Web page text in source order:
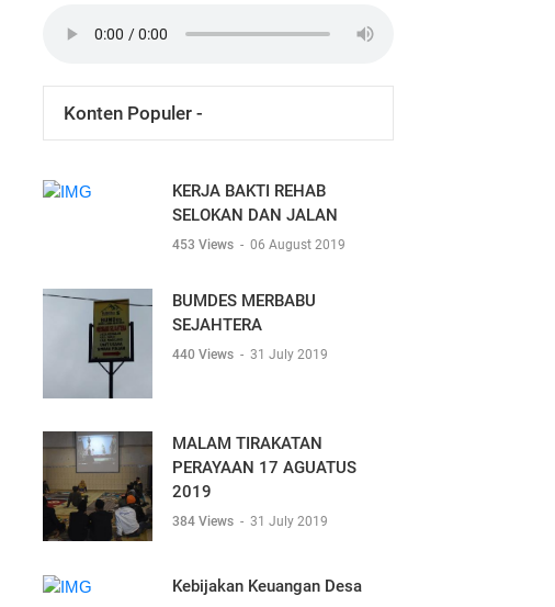
Konten Populer -
KERJA BAKTI REHAB
SELOKAN DAN JALAN
453 Views - 06 August 2019
BUMDES MERBABU
SEJAHTERA
440 Views - 31 July 2019
MALAM TIRAKATAN
PERAYAAN 17 AGUATUS
2019
384 Views - 31 July 2019
Kebijakan Keuangan Desa